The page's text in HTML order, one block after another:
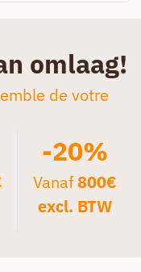
omlaag!
de votre
-20%
Vanaf800€
excl. BTW